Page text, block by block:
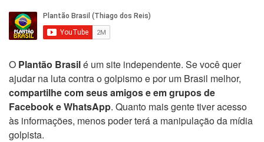
O Plantão Brasilé um site independente. Se você quer
ajudar na luta contra o golpismo e por um Brasil melhor,
compartilhe com seus amigos e em grupos de
Facebook e WhatsApp. Quanto mais gente tiver acesso
às informações, menos poder terá a manipulação da mídia
golpista.